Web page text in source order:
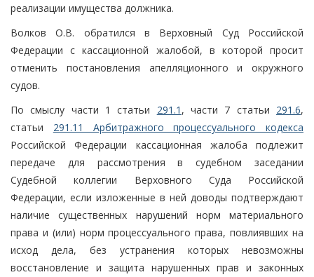
реализации имущества должника.
Волков О.В. обратился в Верховный Суд Российской
Федерации с кассационной жалобой, в которой просит
отменить постановления апелляционного и окружного
судов.
По смыслу части 1 статьи 291.1 , части 7 статьи 291.6,
статьи 291.11 Арбитражного процессуального кодекса
Российской Федерации кассационная жалоба подлежит
передаче для рассмотрения в судебном заседании
Судебной коллегии Верховного Суда Российской
Федерации, если изложенные в ней доводы подтверждают
наличие существенных нарушений норм материального
права и (или) норм процессуального права, повлиявших на
исход дела, без устранения которых невозможны
восстановление и защита нарушенных прав и законных